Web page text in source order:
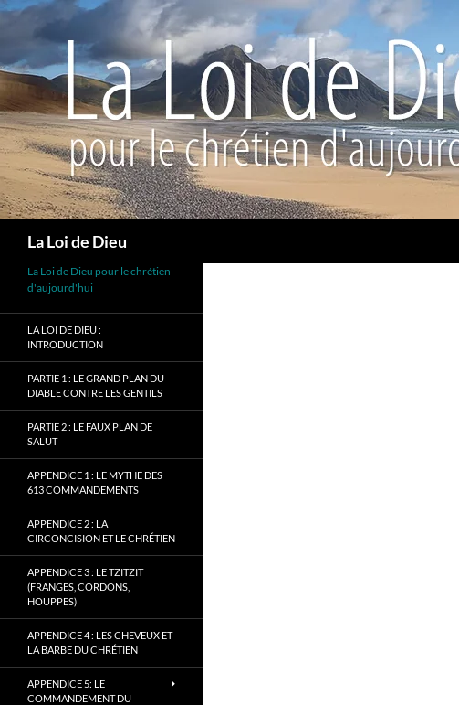
La Loi de Dieu
La Loi de Dieu pour le chrétien
d'aujourd'hui
LA LOI DE DIEU :
INTRODUCTION
PARTIE 1 : LE GRAND PLAN DU
DIABLE CONTRE LES GENTILS
PARTIE 2 : LE FAUX PLAN DE
SALUT
APPENDICE 1 : LE MYTHE DES
613 COMMANDEMENTS
APPENDICE 2 : LA
CIRCONCISION ET LE CHRÉTIEN
APPENDICE 3 : LE TZITZIT
(FRANGES, CORDONS,
HOUPPES)
APPENDICE 4 : LES CHEVEUX ET
LA BARBE DU CHRÉTIEN
APPENDICE 5: LE
COMMANDEMENT DU